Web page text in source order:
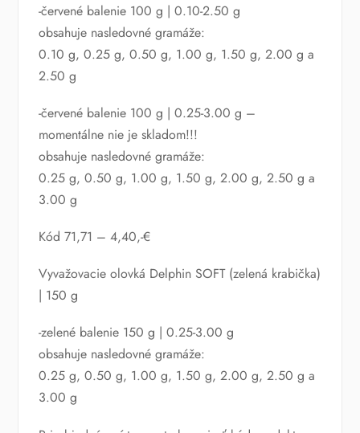
-červené balenie 100 g | 0.10-2.50 g
obsahuje nasledovné gramáže:
0.10 g, 0.25 g, 0.50 g, 1.00 g, 1.50 g, 2.00 g a
2.50 g
-červené balenie 100 g | 0.25-3.00 g –
momentálne nie je skladom!!!
obsahuje nasledovné gramáže:
0.25 g, 0.50 g, 1.00 g, 1.50 g, 2.00 g, 2.50 g a
3.00 g
Kód 71,71 – 4,40,-€
Vyvažovacie olovká Delphin SOFT (zelená krabička)
| 150 g
-zelené balenie 150 g | 0.25-3.00 g
obsahuje nasledovné gramáže:
0.25 g, 0.50 g, 1.00 g, 1.50 g, 2.00 g, 2.50 g a
3.00 g